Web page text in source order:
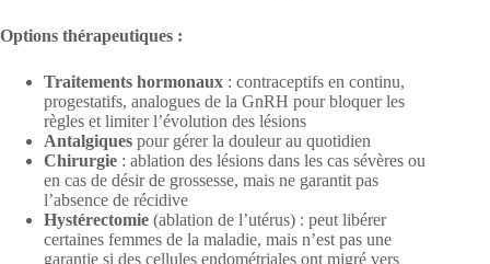
Options thérapeutiques :
Traitements hormonaux : contraceptifs en continu,
progestatifs, analogues de la GnRH pour bloquer les
règles et limiter l’évolution des lésions
Antalgiques pour gérer la douleur au quotidien
Chirurgie : ablation des lésions dans les cas sévères ou
en cas de désir de grossesse, mais ne garantit pas
l’absence de récidive
Hystérectomie (ablation de l’utérus) : peut libérer
certaines femmes de la maladie, mais n’est pas une
garantie si des cellules endométriales ont migré vers